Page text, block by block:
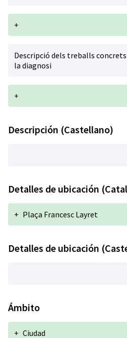
+
Descripció dels treballs
la diagnosi
+
Descripción (Castellano)
Detalles de ubicación
+ Plaça Francesc Layret
Detalles de ubicación
Ámbito
+ Ciudad